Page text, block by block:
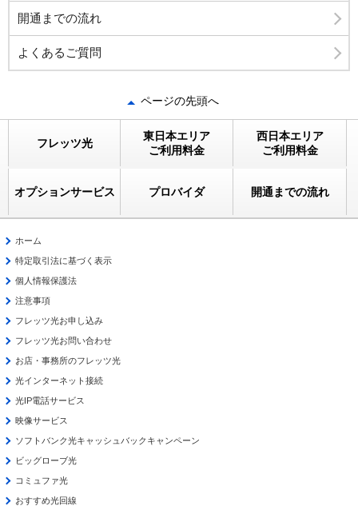
開通までの流れ
よくあるご質問
ページの先頭へ
フレッツ光
東日本エリア
ご利用料金
西日本エリア
ご利用料金
オプションサービス プロバイダ 開通までの流れ
ホーム
特定取引法に基づく表示
個人情報保護法
注意事項
フレッツ光お申し込み
フレッツ光お問い合わせ
お店・事務所のフレッツ光
光インターネット接続
光IP電話サービス
映像サービス
ソフトバンク光キャッシュバックキャンペーン
ビッグローブ光
コミュファ光
おすすめ光回線